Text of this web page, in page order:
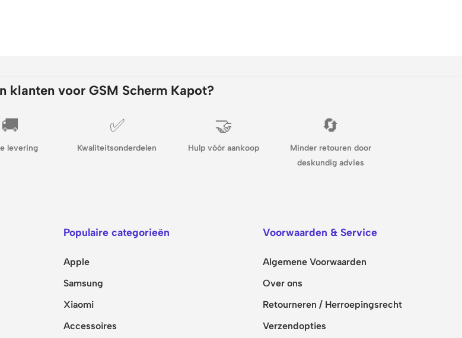
klanten voor GSM Scherm Kapot?
🚚
levering
✅
Kwaliteitsonderdelen
🤝
Hulp vóór aankoop
🔄
Minder retouren door
deskundig advies
Populaire categorieën
Apple
Samsung
Xiaomi
Accessoires
Voorwaarden & Service
Algemene Voorwaarden
Over ons
Retourneren / Herroepingsrecht
Verzendopties